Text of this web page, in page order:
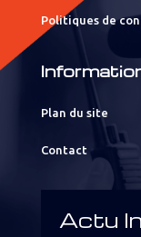
Politiques de
Plan du site
Contact
Actu